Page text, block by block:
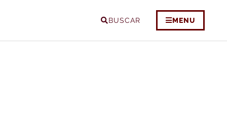
BUSCAR MENU